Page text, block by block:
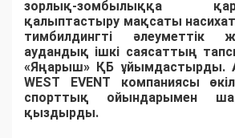
зорлық-зомбылыққа
қалыптастыру мақсаты
тимбилдингті әлеуметтік
аудандық ішкі саясаттың
«Яңарыш» ҚБ ұйымдастырды.
WEST EVENT компаниясы
спорттық ойындарымен
қыздырды.